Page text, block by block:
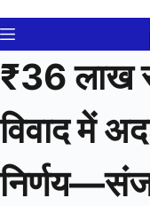
to
content
₹36 लाख
विवाद में